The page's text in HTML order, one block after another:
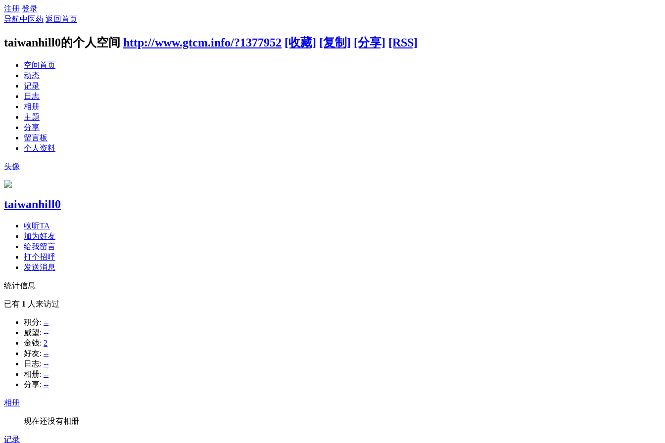
注册 登录
导航中医药 返回首页
taiwanhill0的个人空间 http://www.gtcm.info/?1377952 [收藏] [复制] [分享] [RSS]
空间首页
动态
记录
日志
相册
主题
分享
留言板
个人资料
头像
taiwanhill0
收听TA
加为好友
给我留言
打个招呼
发送消息
统计信息
已有 1 人来访过
积分: --
威望: --
金钱: 2
好友: --
日志: --
相册: --
分享: --
相册
现在还没有相册
记录